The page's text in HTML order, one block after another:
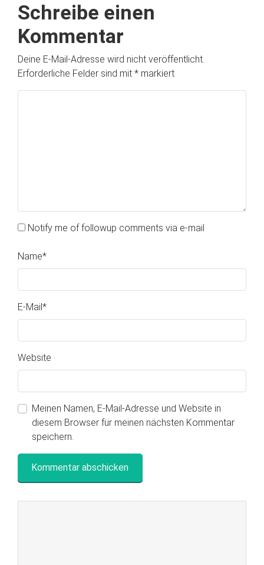
Schreibe einen
Kommentar
Deine E-Mail-Adresse wird nicht veröffentlicht.
Erforderliche Felder sind mit * markiert
Notify me of followup comments via e-mail
Name*
E-Mail*
Website
Meinen Namen, E-Mail-Adresse und Website in
diesem Browser für meinen nächsten Kommentar
speichern.